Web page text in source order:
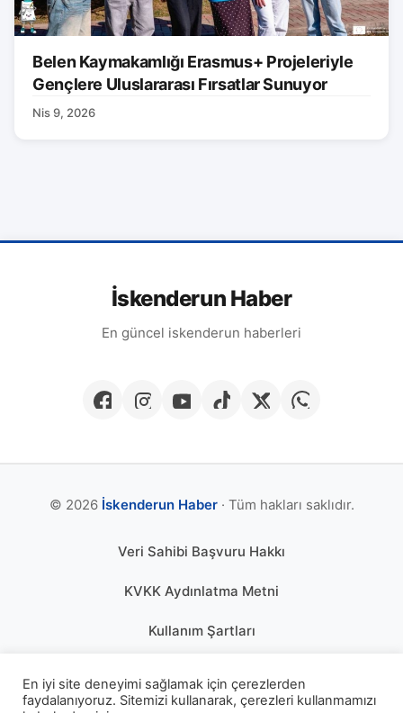
Belen Kaymakamlığı Erasmus+ Projeleriyle
Gençlere Uluslararası Fırsatlar Sunuyor
Nis 9, 2026
İskenderun Haber
En güncel iskenderun haberleri
© 2026 İskenderun Haber· Tüm hakları saklıdır.
Veri Sahibi Başvuru Hakkı
KVKK Aydınlatma Metni
Kullanım Şartları
Çerez Politikası
En iyi site deneyimi sağlamak için çerezlerden
faydalanıyoruz. Sitemizi kullanarak, çerezleri kullanmamızı